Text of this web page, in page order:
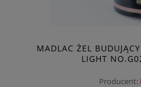
MADLAC ŻEL
LIGHT
Producent: